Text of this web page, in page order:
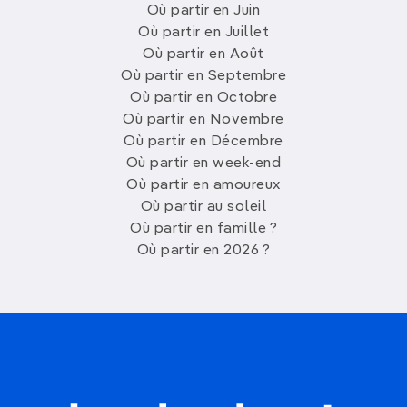
Où partir en Juin
Où partir en Juillet
Où partir en Août
Où partir en Septembre
Où partir en Octobre
Où partir en Novembre
Où partir en Décembre
Où partir en week-end
Où partir en amoureux
Où partir au soleil
Où partir en famille ?
Où partir en 2026 ?